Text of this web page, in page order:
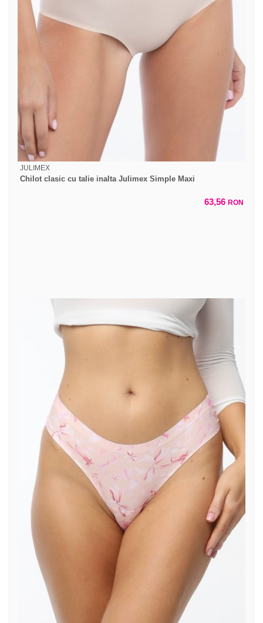
JULIMEX
Chilot clasic cu talie inalta Julimex Simple Maxi
63,56 RON